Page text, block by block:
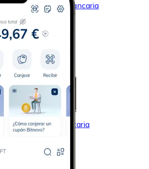
con transferencia bancaria
transferencia bancaria